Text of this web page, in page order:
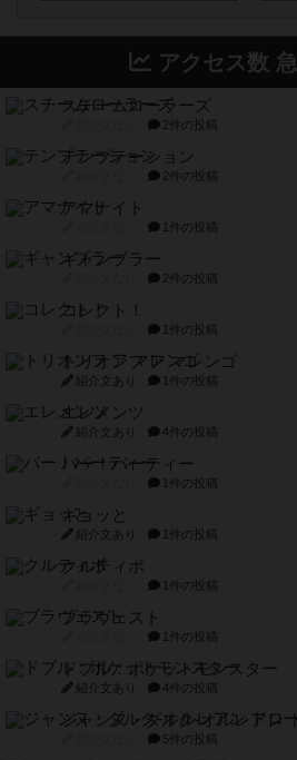
アクセス数
スチームローラーズ
2件の投稿
テンプテーション
2件の投稿
アマナイト
1件の投稿
ギャンブラー
2件の投稿
コレクト！
1件の投稿
トリオンフ ア マレンゴ
紹介文あり 1件の投稿
エレメンツ
紹介文あり 4件の投稿
バー！パーティー
1件の投稿
ギョッと
紹介文あり 1件の投稿
クルティボ
1件の投稿
ブラヴェスト
1件の投稿
ドブル：ポケットモンスター
紹介文あり 4件の投稿
ジャンヌ・ダルク-オルレアン
5件の投稿